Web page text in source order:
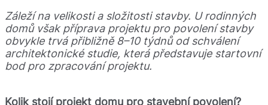
Záleží na velikosti a složitosti stavby. U rodinných
domů však příprava projektu pro povolení stavby
obvykle trvá přibližně 8–10 týdnů od schválení
architektonické studie, která představuje startovní
bod pro zpracování projektu.
Kolik stojí projekt domu pro stavební povolení?